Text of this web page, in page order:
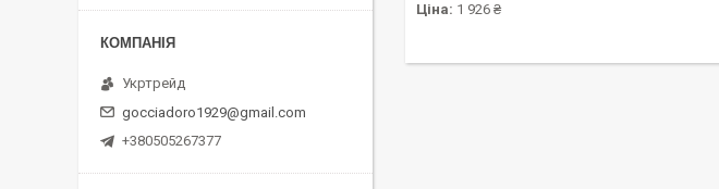
Ціна: 1 926 ₴
Укртрейд
gocciadoro1929@gmail.com
+380505267377